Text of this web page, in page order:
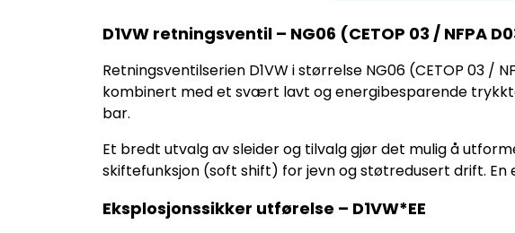
D1VW retningsventil – NG06 (CETOP 03 / NFPA
Retningsventilserien D1VW i størrelse NG06 (CETOP 03
kombinert med et svært lavt og energibesparende
bar.
Et bredt utvalg av sleider og tilvalg gjør det mulig å
skiftefunksjon (soft shift) for jevn og støtredusert drift.
Eksplosjonssikker utførelse – D1VW*EE